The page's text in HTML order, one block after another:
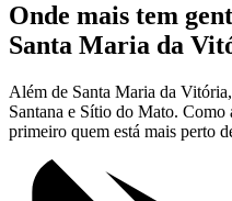
Onde mais tem
Santa Maria da
Além de Santa Maria da
Santana e Sítio do Mato.
primeiro quem está mais perto